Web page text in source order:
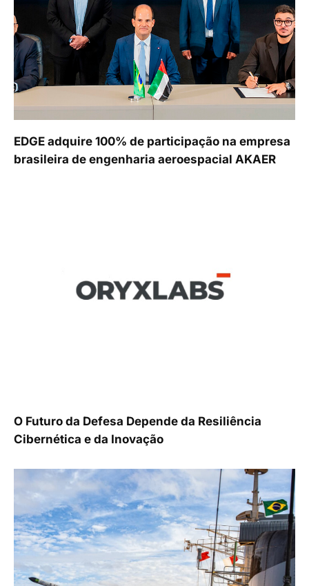
EDGE adquire 100% de participação na empresa
brasileira de engenharia aeroespacial AKAER
O Futuro da Defesa Depende da Resiliência
Cibernética e da Inovação